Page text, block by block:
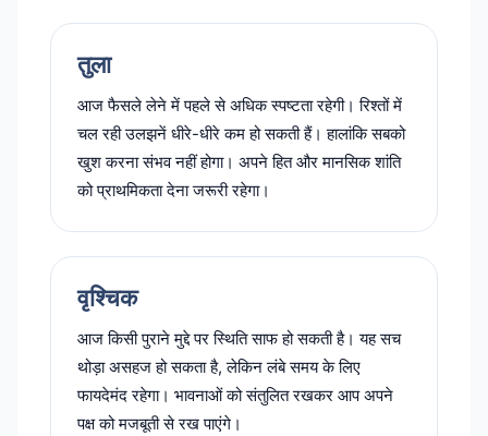
तुला
आज फैसले लेने में पहले से अधिक स्पष्टता रहेगी। रिश्तों में
चल रही उलझनें धीरे-धीरे कम हो सकती हैं। हालांकि सबको
खुश करना संभव नहीं होगा। अपने हित और मानसिक शांति
को प्राथमिकता देना जरूरी रहेगा।
वृश्चिक
आज किसी पुराने मुद्दे पर स्थिति साफ हो सकती है। यह सच
थोड़ा असहज हो सकता है, लेकिन लंबे समय के लिए
फायदेमंद रहेगा। भावनाओं को संतुलित रखकर आप अपने
पक्ष को मजबूती से रख पाएंगे।